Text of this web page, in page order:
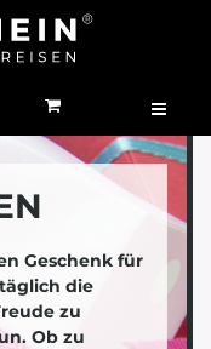
Geschenk für
die
zu
Ob zu